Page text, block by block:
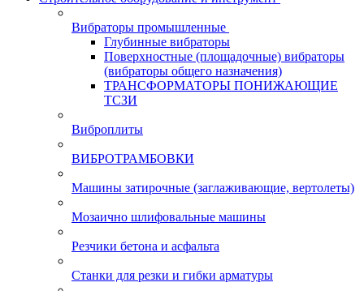
Вибраторы промышленные
Глубинные вибраторы
Поверхностные (площадочные) вибраторы
(вибраторы общего назначения)
ТРАНСФОРМАТОРЫ ПОНИЖАЮЩИЕ
ТСЗИ
Виброплиты
ВИБРОТРАМБОВКИ
Машины затирочные (заглаживающие, вертолеты)
Мозаично шлифовальные машины
Резчики бетона и асфальта
Станки для резки и гибки арматуры